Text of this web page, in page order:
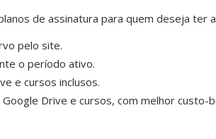
de assinatura para quem deseja ter
pelo site.
o período ativo.
e cursos inclusos.
Drive e cursos, com melhor custo-